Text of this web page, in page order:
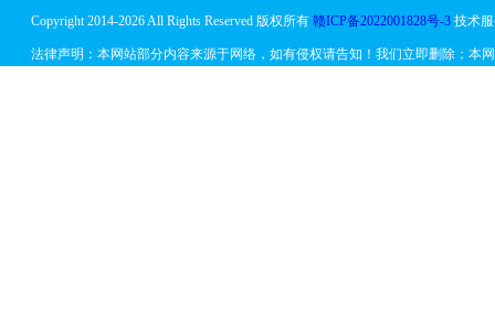
Copyright 2014-2026 All Rights Reserved 版权所有 赣ICP备2022001828号-3技术服
法律声明：本网站部分内容来源于网络，如有侵权请告知！我们立即删除；本